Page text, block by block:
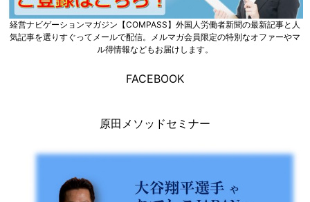
経営ナビゲーションマガジン【COMPASS】外国人労働者新聞の最新記事と人
気記事を選りすぐってメールで配信。メルマガ会員限定の特別なオファーやマ
ル得情報などもお届けします。
FACEBOOK
原田メソッドセミナー